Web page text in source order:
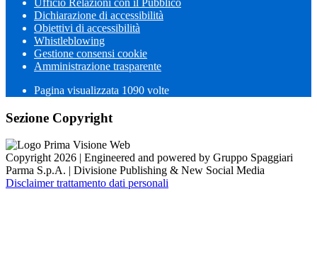
Ufficio Relazioni con il Pubblico
Dichiarazione di accessibilità
Obiettivi di accessibilità
Whistleblowing
Gestione consensi cookie
Amministrazione trasparente
Pagina visualizzata 1090 volte
Sezione Copyright
Copyright 2026 | Engineered and powered by Gruppo Spaggiari
Parma S.p.A. | Divisione Publishing & New Social Media
Disclaimer trattamento dati personali